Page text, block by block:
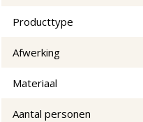
Producttype
Afwerking
Materiaal
Aantal personen